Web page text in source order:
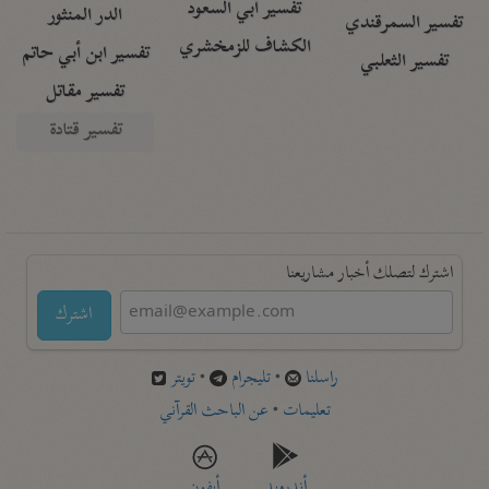
تفسير السمرقندي
تفسير الثعلبي
تفسير أبي السعود
الكشاف للزمخشري
الدر المنثور
تفسير ابن أبي حاتم
تفسير مقاتل
تفسير قتادة
اشترك لتصلك أخبار مشاريعنا
اشترك
راسلنا •تليجرام •تويتر
تعليمات •عن الباحث القرآني